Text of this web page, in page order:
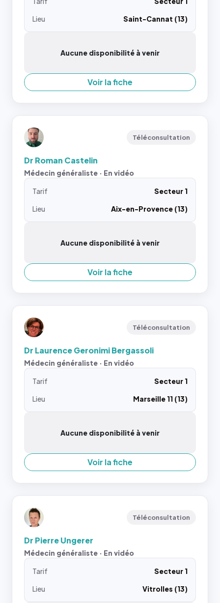
Lieu
Saint-Cannat (13)
Aucune disponibilité à venir
Voir la fiche
Téléconsultation
Dr Roman Castelin
Médecin généraliste · En vidéo
Tarif
Secteur 1
Lieu
Aix-en-Provence (13)
Aucune disponibilité à venir
Voir la fiche
Téléconsultation
Dr Laurence Geronimi Bergassoli
Médecin généraliste · En vidéo
Tarif
Secteur 1
Lieu
Marseille 11 (13)
Aucune disponibilité à venir
Voir la fiche
Téléconsultation
Dr Pierre Ungerer
Médecin généraliste · En vidéo
Tarif
Secteur 1
Lieu
Vitrolles (13)